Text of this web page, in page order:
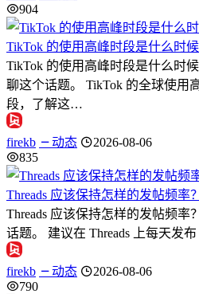
904
TikTok 的使用高峰时段是什么时候
TikTok 的使用高峰时段是什么时
聊这个话题。 TikTok 的全球使用
段，了解这…
firekb 动态
2026-08-06
835
Threads 应该保持怎样的发帖频率？
Threads 应该保持怎样的发帖频率
话题。 建议在 Threads 上每天发
firekb 动态
2026-08-06
790